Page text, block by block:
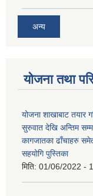
अन्य
योजना तथा
योजना शाखाबाट तयार
सुरुवात देखि अन्तिम
कागजातका ढाँचाहरु
सहयोगि पुस्तिका
मिति: 01/06/2022 -